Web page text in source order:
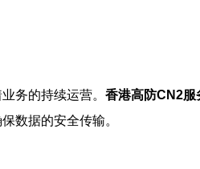
务的持续运营。 香港高防CN2服
数据的安全传输。